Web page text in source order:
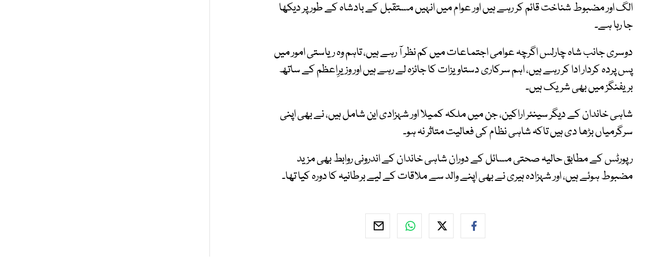
الگ اور مضبوط شناخت قائم کر رہے ہیں اور عوام میں انہیں مستقبل کے بادشاہ کے طور پر دیکھا
جا رہا ہے۔
دوسری جانب شاہ چارلس اگرچہ عوامی اجتماعات میں کم نظر آ رہے ہیں، تاہم وہ ریاستی امور میں
پس پردہ کردار ادا کر رہے ہیں، اہم سرکاری دستاویزات کا جائزہ لے رہے ہیں اور وزیرِاعظم کے ساتھ
بریفنگز میں بھی شریک ہیں۔
شاہی خاندان کے دیگر سینئر اراکین، جن میں ملکہ کمیلا اور شہزادی این شامل ہیں، نے بھی اپنی
سرگرمیاں بڑھا دی ہیں تاکہ شاہی نظام کی فعالیت متاثر نہ ہو۔
رپورٹس کے مطابق حالیہ صحتی مسائل کے دوران شاہی خاندان کے اندرونی روابط بھی مزید
مضبوط ہوئے ہیں، اور شہزادہ ہیری نے بھی اپنے والد سے ملاقات کے لیے برطانیہ کا دورہ کیا تھا۔